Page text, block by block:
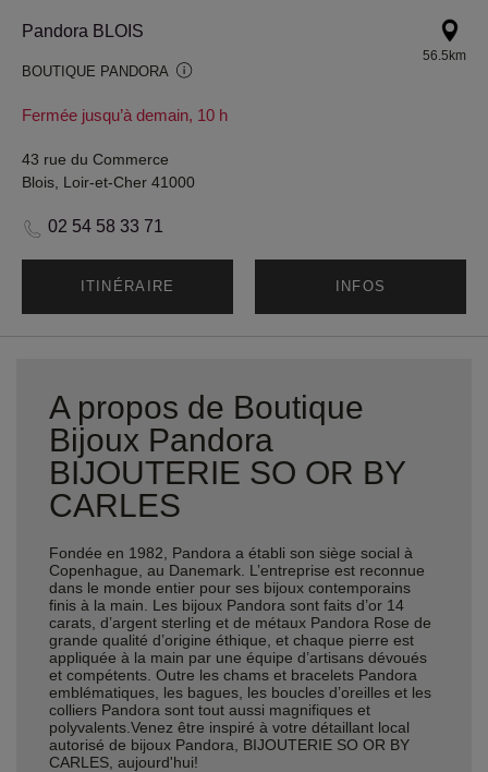
Pandora BLOIS
BOUTIQUE PANDORA
Fermée jusqu’à demain, 10 h
56.5km
43 rue du Commerce
Blois, Loir-et-Cher 41000
02 54 58 33 71
ITINÉRAIRE INFOS
A propos de Boutique
Bijoux Pandora
BIJOUTERIE SO OR BY
CARLES
Fondée en 1982, Pandora a établi son siège social à
Copenhague, au Danemark. L’entreprise est reconnue
dans le monde entier pour ses bijoux contemporains
finis à la main. Les bijoux Pandora sont faits d’or 14
carats, d’argent sterling et de métaux Pandora Rose de
grande qualité d’origine éthique, et chaque pierre est
appliquée à la main par une équipe d’artisans dévoués
et compétents. Outre les chams et bracelets Pandora
emblématiques, les bagues, les boucles d’oreilles et les
colliers Pandora sont tout aussi magnifiques et
polyvalents.Venez être inspiré à votre détaillant local
autorisé de bijoux Pandora, BIJOUTERIE SO OR BY
CARLES, aujourd'hui!